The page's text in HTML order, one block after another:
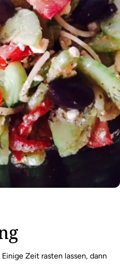
Zeit rasten lassen, dann